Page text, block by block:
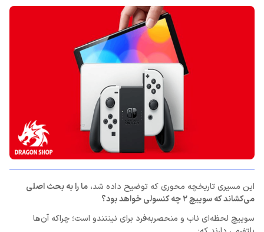
این مسیری تاریخچه محوری که توضیح داده شد، ما را به بحث اصلی
می‌کشاند که سوییچ 2 چه کنسولی خواهد بود؟
سوییچ لحظه‌ای ناب و منحصربه‌فرد برای نینتندو است؛ چراکه آن‌ها